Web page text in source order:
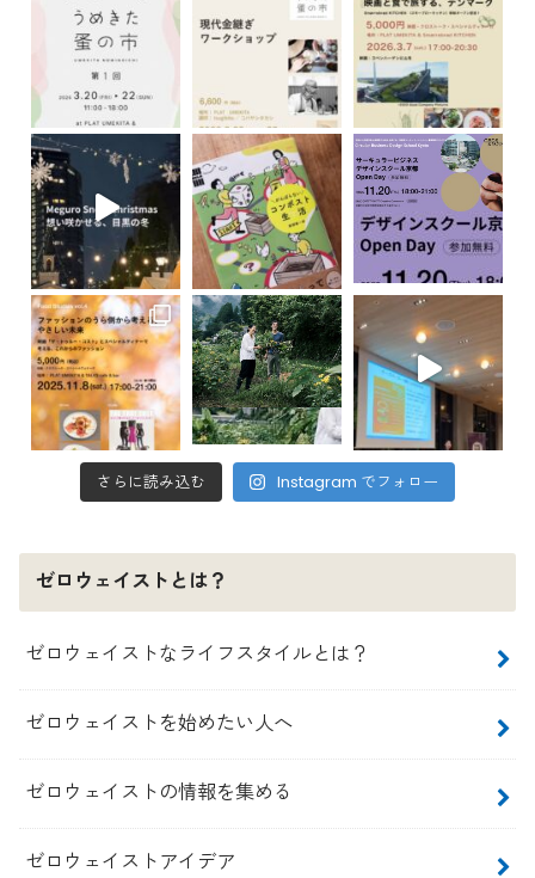
さらに読み込む Instagram でフォロー
ゼロウェイストとは？
ゼロウェイストなライフスタイルとは？
ゼロウェイストを始めたい人へ
ゼロウェイストの情報を集める
ゼロウェイストアイデア